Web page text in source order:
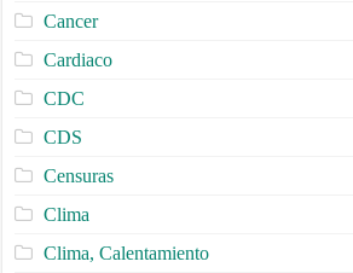
Cancer
Cardiaco
CDC
CDS
Censuras
Clima
Clima, Calentamiento